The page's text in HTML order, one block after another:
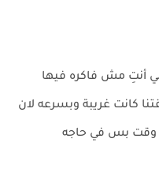
أنتِ مش فاكره فيها
كانت غريبة وبسرعه لان
وقت بس في حاجه